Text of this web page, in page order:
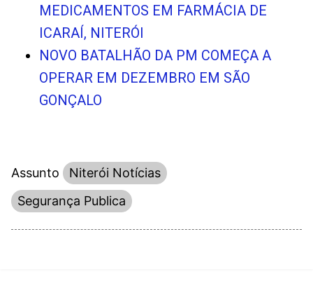
MEDICAMENTOS EM FARMÁCIA DE
ICARAÍ, NITERÓI
NOVO BATALHÃO DA PM COMEÇA A
OPERAR EM DEZEMBRO EM SÃO
GONÇALO
Assunto
Niterói Notícias
Segurança Publica